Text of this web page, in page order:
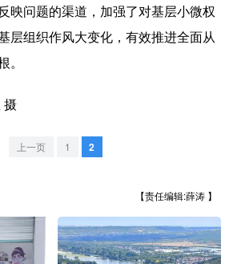
河南
青海
映问题的渠道，加强了对基层小微权
层组织作风大变化，有效推进全面从
上一页 1 2
【责任编辑:薛涛 】